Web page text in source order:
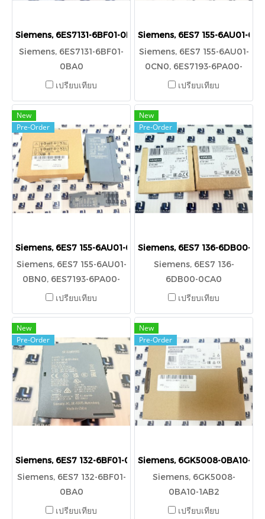
Siemens, 6ES7131-6BF01-0BA0
Siemens, 6ES7131-6BF01-
0BA0
เปรียบเทียบ
Siemens, 6ES7 155-6AU01-
Siemens, 6ES7 155-6AU01-
0CN0, 6ES7193-6PA00-
0AA0
เปรียบเทียบ
New
Pre-Order
Siemens, 6ES7 155-6AU01-0BN0, 6ES7193-6PA00-0AA0
Siemens, 6ES7 155-6AU01-
0BN0, 6ES7193-6PA00-
0AA0
เปรียบเทียบ
New
Pre-Order
Siemens, 6ES7 136-6DB00-
Siemens, 6ES7 136-
6DB00-0CA0
เปรียบเทียบ
New
Pre-Order
Siemens, 6ES7 132-6BF01-0BA0
Siemens, 6ES7 132-6BF01-
0BA0
เปรียบเทียบ
New
Pre-Order
Siemens, 6GK5008-0BA10-
Siemens, 6GK5008-
0BA10-1AB2
เปรียบเทียบ